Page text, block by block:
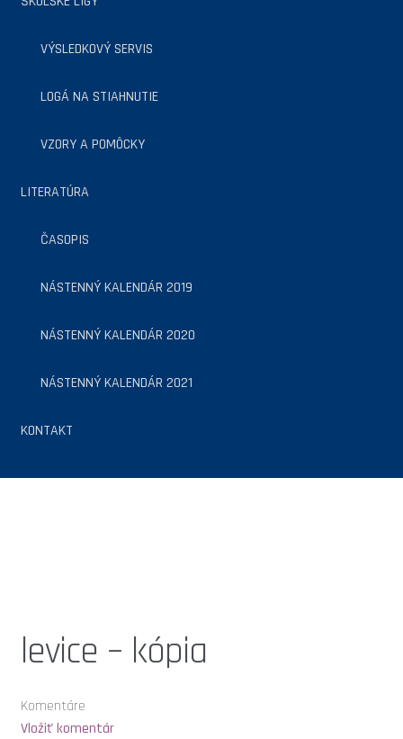
VÝSLEDKOVÝ SERVIS
LOGÁ NA STIAHNUTIE
VZORY A POMÔCKY
LITERATÚRA
ČASOPIS
NÁSTENNÝ KALENDÁR 2019
NÁSTENNÝ KALENDÁR 2020
NÁSTENNÝ KALENDÁR 2021
KONTAKT
ÚVOD
ČO ČAKÁ TVOJU ŠKOLU
levice – kópia
Komentáre
Vložiť komentár